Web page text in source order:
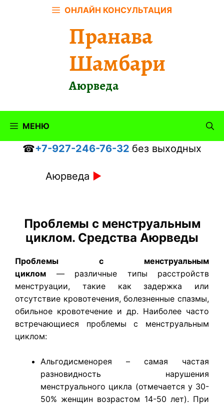
ОНЛАЙН КОНСУЛЬТАЦИЯ
Пранава
Шамбари
Аюрведа
МЕНЮ
☎+7-927-246-76-32 без выходных
Аюрведа ►
Проблемы с менструальным
циклом. Средства Аюрведы
Проблемы с менструальным
циклом — различные типы расстройств
менструации, такие как задержка или
отсутствие кровотечения, болезненные спазмы,
обильное кровотечение и др. Наиболее часто
встречающиеся проблемы с менструальным
циклом:
Альгодисменорея – самая частая
разновидность нарушения
менструального цикла (отмечается у 30-
50% женщин возрастом 14-50 лет). При